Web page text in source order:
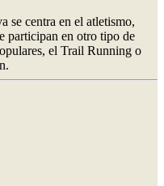
se centra en el atletismo,
participan en otro tipo de
el Trail Running o